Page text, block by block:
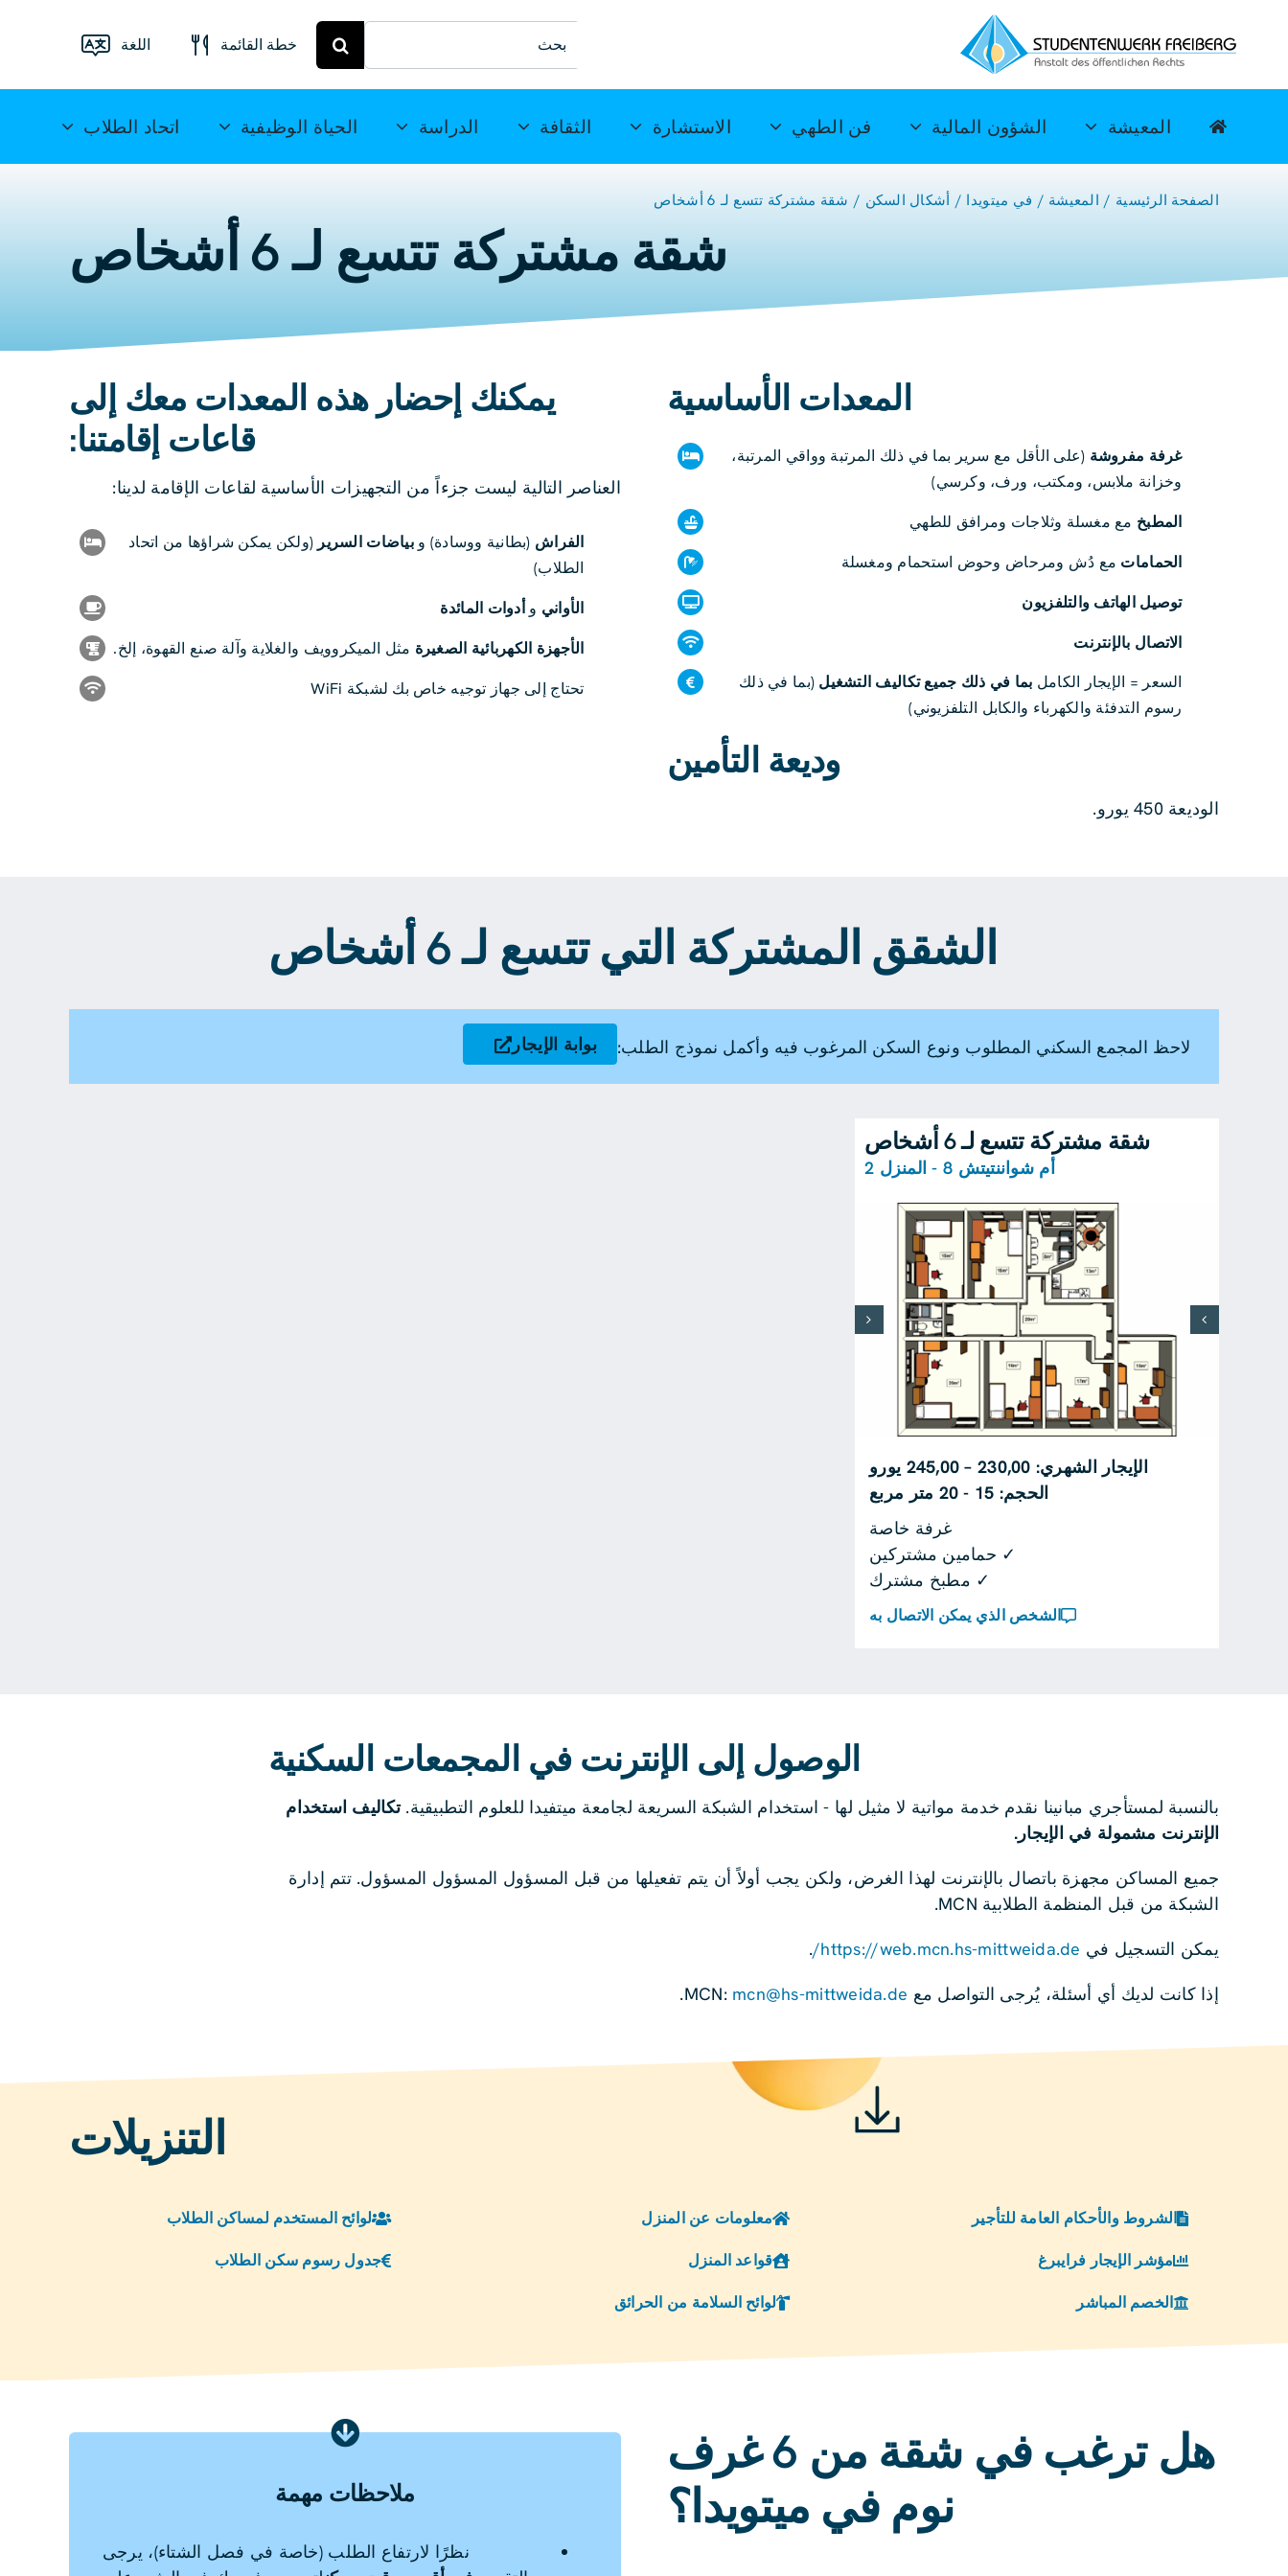
عن:
خطة القائمة
قائمة الطعام
ميتويدا
اللغة
English
العربية
المعيشة الشؤون المالية فن الطهي الاستشارة الثقافة الدراسة الحياة الوظيفية اتحاد الطلاب
الصفحة الرئيسية المعيشة في ميتويدا أشكال السكن شقة مشتركة تتسع لـ 6 أشخاص
شقة مشتركة تتسع لـ 6 أشخاص
المعدات الأساسية
غرفة مفروشة (على الأقل مع سرير بما في ذلك المرتبة وواقي المرتبة،
وخزانة ملابس، ومكتب، ورف، وكرسي)
المطبخ مع مغسلة وثلاجات ومرافق للطهي
الحمامات مع دُش ومرحاض وحوض استحمام ومغسلة
توصيل الهاتف والتلفزيون
الاتصال بالإنترنت
السعر = الإيجار الكامل بما في ذلك جميع تكاليف التشغيل (بما في ذلك
رسوم التدفئة والكهرباء والكابل التلفزيوني)
وديعة التأمين
الوديعة 450 يورو.
يمكنك إحضار هذه المعدات معك إلى
قاعات إقامتنا:
العناصر التالية ليست جزءاً من التجهيزات الأساسية لقاعات الإقامة لدينا:
الفراش (بطانية ووسادة) وبياضات السرير (ولكن يمكن شراؤها من اتحاد
الطلاب)
الأواني و أدوات المائدة
الأجهزة الكهربائية الصغيرة مثل الميكروويف والغلاية وآلة صنع القهوة، إلخ.
تحتاج إلى جهاز توجيه خاص بك لشبكة WiFi
الشقق المشتركة التي تتسع لـ 6 أشخاص
لاحظ المجمع السكني المطلوب ونوع السكن المرغوب فيه وأكمل نموذج الطلب: بوابة الإيجار
شقة مشتركة تتسع لـ 6 أشخاص
أم شواننتيتش 8 - المنزل 2
الإيجار الشهري: 230,00 – 245,00 يورو
الحجم: 15 - 20 متر مربع
غرفة خاصة
✓ حمامين مشتركين
✓ مطبخ مشترك
الشخص الذي يمكن الاتصال به
الوصول إلى الإنترنت في المجمعات السكنية
بالنسبة لمستأجري مبانينا نقدم خدمة مواتية لا مثيل لها - استخدام الشبكة السريعة لجامعة ميتفيدا للعلوم التطبيقية.تكاليف استخدام
الإنترنت مشمولة في الإيجار.
جميع المساكن مجهزة باتصال بالإنترنت لهذا الغرض، ولكن يجب أولاً أن يتم تفعيلها من قبل المسؤول المسؤول المسؤول. تتم إدارة
الشبكة من قبل المنظمة الطلابية MCN.
يمكن التسجيل في https://web.mcn.hs-mittweida.de/
.
إذا كانت لديك أي أسئلة، يُرجى التواصل مع MCN: mcn@hs-mittweida.de
.
التنزيلات
الشروط والأحكام العامة للتأجير
مؤشر الإيجار فرايبرغ
الخصم المباشر
معلومات عن المنزل
قواعد المنزل
لوائح السلامة من الحرائق
لوائح المستخدم لمساكن الطلاب
جدول رسوم سكن الطلاب
هل ترغب في شقة من 6 غرف
نوم في ميتويدا؟
ملاحظات مهمة
نظرًا لارتفاع الطلب (خاصة في فصل الشتاء)، يرجى